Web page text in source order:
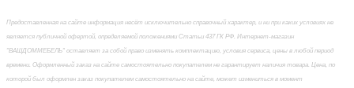
Предоставленная на сайте информация несёт исключительно справочный характер, и ни при каких условиях не
является публичной офертой, определяемой положениями Статьи 437 ГК РФ. Интернет-магазин
"ВАШДОММЕБЕЛЬ" оставляет за собой право изменять комплектацию, условия сервиса, цены в любой период
времени. Оформленный заказ на сайте самостоятельно покупателем не гарантирует наличия товара. Цена, по
которой был оформлен заказ покупателем самостоятельно на сайте, может измениться в момент